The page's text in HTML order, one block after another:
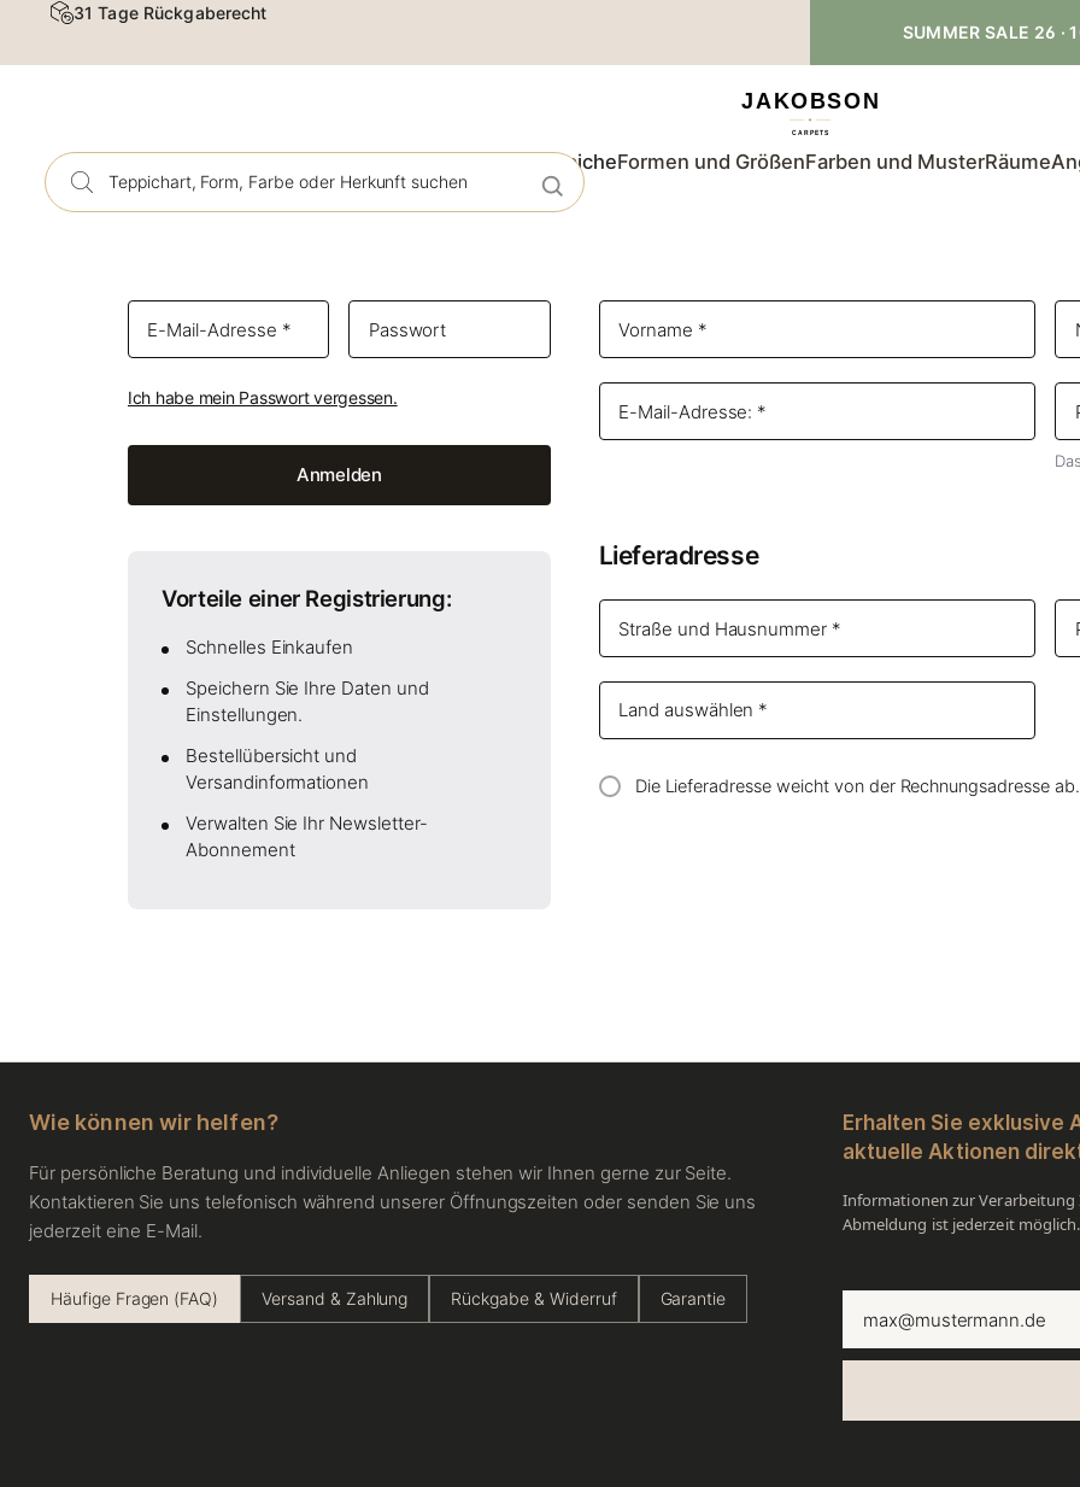
31 Tage Rückgaberecht
SUMMER SALE 26
OrientteppicheFormen und GrößenFarben und MusterRäume
Ich habe mein Passwort vergessen.
Anmelden
Vorteile einer Registrierung:
Schnelles Einkaufen
Speichern Sie Ihre Daten und
Einstellungen.
Bestellübersicht und
Versandinformationen
Verwalten Sie Ihr Newsletter-
Abonnement
Lieferadresse
Die Lieferadresse weicht von der Rechnungsadresse ab.
Wie können wir helfen?
Für persönliche Beratung und individuelle Anliegen stehen wir Ihnen gerne zur Seite.
Kontaktieren Sie uns telefonisch während unserer Öffnungszeiten oder senden Sie uns
jederzeit eine E-Mail.
Häufige Fragen (FAQ) Versand & Zahlung Rückgabe & Widerruf Garantie
Erhalten Sie exklusive
aktuelle Aktionen
Informationen zur Verarbeitung
Abmeldung ist jederzeit möglich.